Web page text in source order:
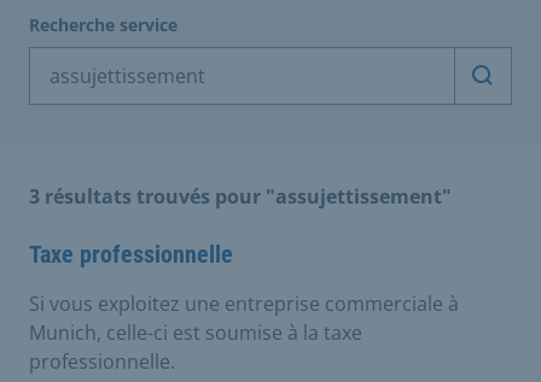
Recherche service
3 résultats trouvés pour "assujettissement"
Taxe professionnelle
Si vous exploitez une entreprise commerciale à
Munich, celle-ci est soumise à la taxe
professionnelle.